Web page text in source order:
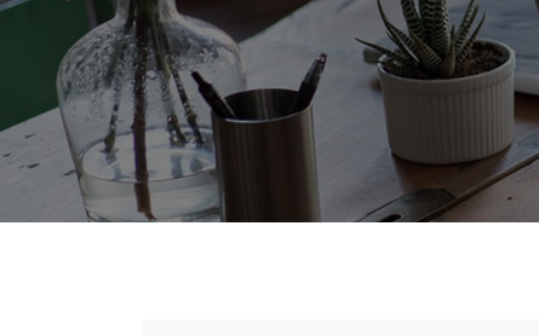
포트폴리오
견적서
홈페이지 제작
홈페이지 종류